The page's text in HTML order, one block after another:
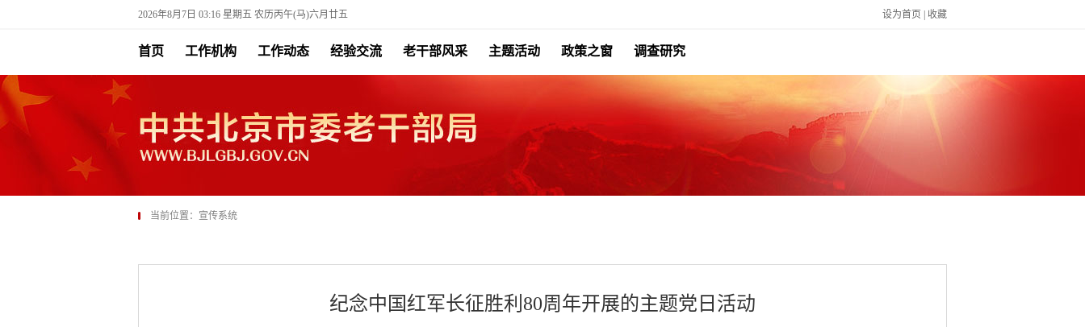
2026年8月7日 03:16 星期五 农历丙午(马)六月廿五 设为首页 收藏
首页 工作机构 工作动态 经验交流 老干部风采 主题活动 政策之窗 调查研究
当前位置： 宣传系统
纪念中国红军长征胜利80周年开展的主题党日活动